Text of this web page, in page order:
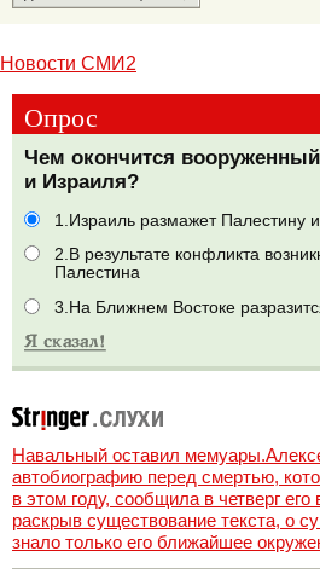
Новости СМИ2
Опрос
Чем окончится
и Израиля?
1.Израиль размажет Палестину
2.В результате конфликта
Палестина
3.На Ближнем Востоке
Навальный оставил
автобиографию перед смертью,
в этом году, сообщила в четверг
раскрыв существование текста, о
знало только его ближайшее